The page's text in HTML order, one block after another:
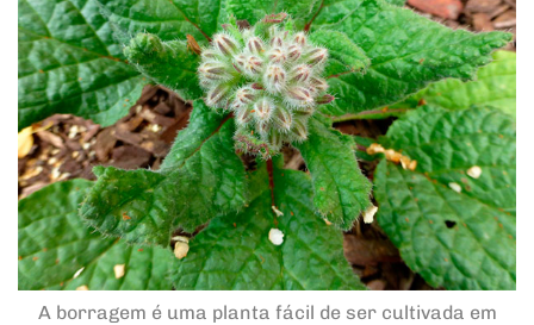
A borragem é uma planta fácil de ser cultivada em